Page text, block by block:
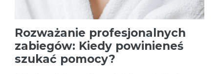
Rozważanie profesjonalnych
zabiegów: Kiedy powinieneś
szukać pomocy?